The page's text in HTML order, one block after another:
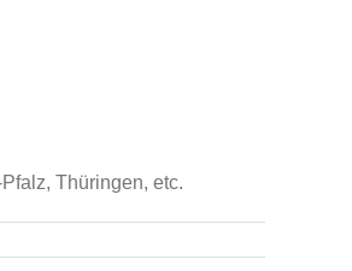
Thüringen, etc.